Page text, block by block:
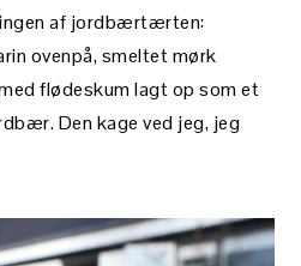
af jordbærtærten:
ovenpå, smeltet mørk
flødeskum lagt op som et
Den kage ved jeg, jeg